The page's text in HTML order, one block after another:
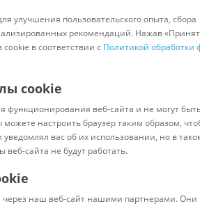
мото Детям и мамам Красота и
спорт
Код: 2192185
улучшения пользовательского опыта, сбора
рекомендаций. Нажав
в соответствии с Политикой обработки
cookie
функционирования веб-сайта и не могут
настроить браузер таким образом,
вас об их использовании, но в
сайта не будут работать.
наш веб-сайт нашими партнерами. Они